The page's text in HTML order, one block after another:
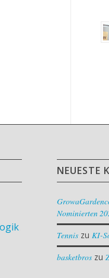
,
NEUESTE
Nominierten
Tennis zuKI-
basketbros zu